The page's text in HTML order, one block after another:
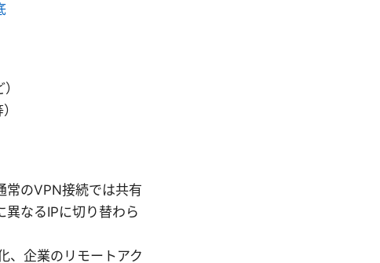
常のVPN接続では共有
異なるIPに切り替わら
、企業のリモートアク